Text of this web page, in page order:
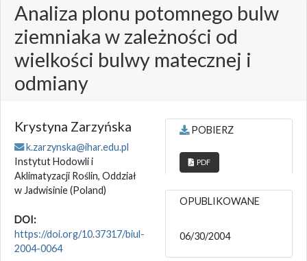
Analiza plonu potomnego bulw
ziemniaka w zależności od
wielkości bulwy matecznej i
odmiany
Krystyna Zarzyńska
k.zarzynska@ihar.edu.pl
Instytut Hodowli i
Aklimatyzacji Roślin, Oddział
w Jadwisinie(Poland)
DOI:
https://doi.org/10.37317/biul-
2004-0064
POBIERZ
PDF
OPUBLIKOWANE
06/30/2004